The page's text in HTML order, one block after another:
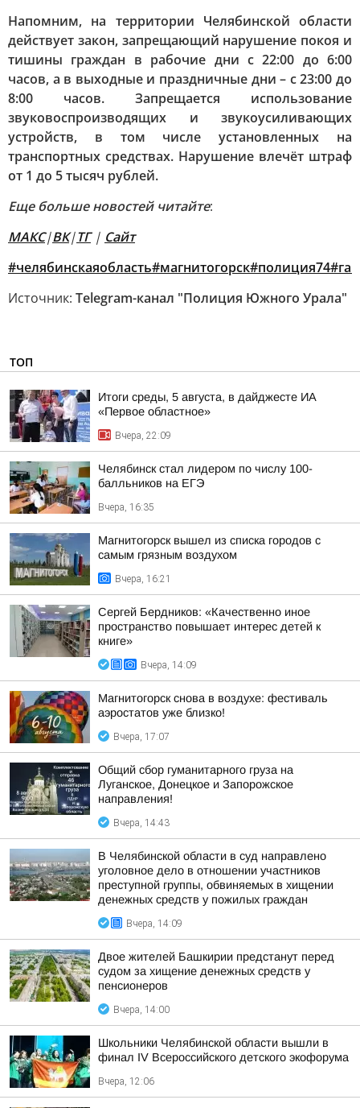
Напомним, на территории Челябинской области
действует закон, запрещающий нарушение покоя и
тишины граждан в рабочие дни с 22:00 до 6:00
часов, а в выходные и праздничные дни – с 23:00 до
8:00 часов. Запрещается использование
звуковоспроизводящих и звукоусиливающих
устройств, в том числе установленных на
транспортных средствах. Нарушение влечёт штраф
от 1 до 5 тысяч рублей.
Еще больше новостей читайте:
MAКС|ВК|ТГ| Сайт
#челябинскаяобласть#магнитогорск#полиция74#гаи
Источник: Telegram-канал "Полиция Южного Урала"
ТОП
Итоги среды, 5 августа, в дайджесте ИА
«Первое областное»
Вчера, 22:09
Челябинск стал лидером по числу 100-
балльников на ЕГЭ
Вчера, 16:35
Магнитогорск вышел из списка городов с
самым грязным воздухом
Вчера, 16:21
Сергей Бердников: «Качественно иное
пространство повышает интерес детей к
книге»
Вчера, 14:09
Магнитогорск снова в воздухе: фестиваль
аэростатов уже близко!
Вчера, 17:07
Общий сбор гуманитарного груза на
Луганское, Донецкое и Запорожское
направления!
Вчера, 14:43
В Челябинской области в суд направлено
уголовное дело в отношении участников
преступной группы, обвиняемых в хищении
денежных средств у пожилых граждан
Вчера, 14:09
Двое жителей Башкирии предстанут перед
судом за хищение денежных средств у
пенсионеров
Вчера, 14:00
Школьники Челябинской области вышли в
финал IV Всероссийского детского экофорума
Вчера, 12:06